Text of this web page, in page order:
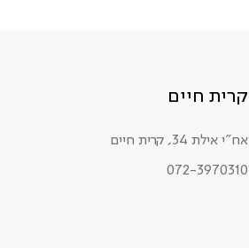
קרית חיים
אח"י אילת 34, קרית חיים
072-3970310